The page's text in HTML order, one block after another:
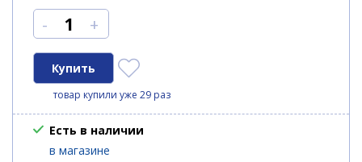
- +
товар купили уже 29 раз
Есть в наличии
в магазине